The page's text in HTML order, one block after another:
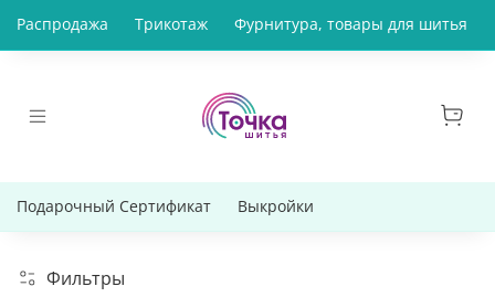
Распродажа Трикотаж Фурнитура, товары для шитья
Подарочный Сертификат Выкройки
Фильтры